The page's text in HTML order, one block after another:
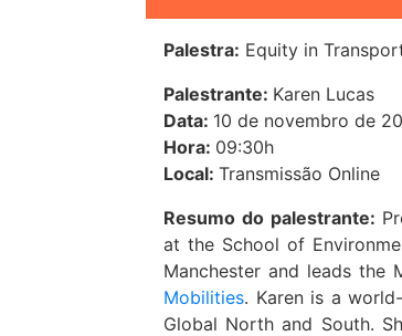
Palestra: Equity in
Palestrante: Karen Lucas
Data: 10 de novembro de
Hora: 09:30h
Local: Transmissão Online
Resumo do palestrante:
at the School of
Manchester and leads the
Mobilities. Karen is a
Global North and South.